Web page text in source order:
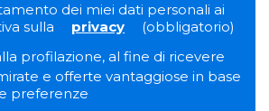
dei miei dati personali ai
sulla
privacy
(obbligatorio)
profilazione, al fine di ricevere
e offerte vantaggiose in base
preferenze